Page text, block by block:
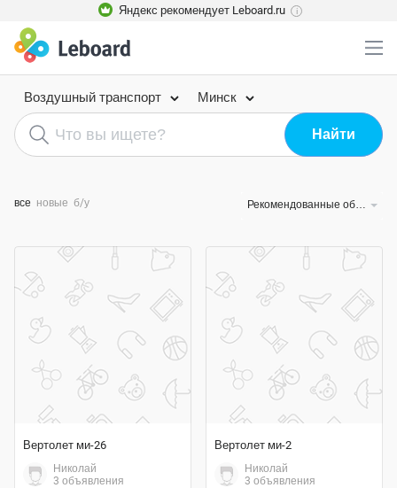
Яндекс рекомендует Leboard.ru i
Воздушный транспорт Минск
все новые б/у Рекомендованные объявления
Вертолет ми-26
Николай
3 объявления
Вертолет ми-2
Николай
3 объявления